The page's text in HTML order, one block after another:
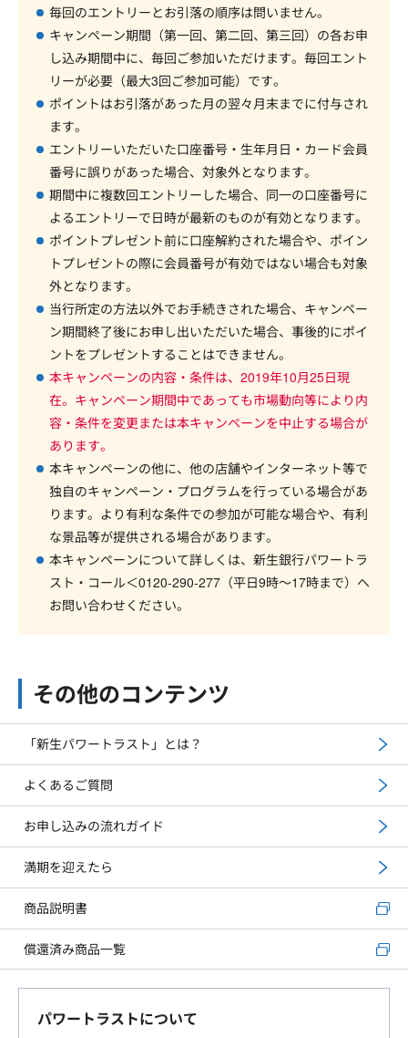
毎回のエントリーとお引落の順序は問いません。
キャンペーン期間（第一回、第二回、第三回）の各お申
し込み期間中に、毎回ご参加いただけます。毎回エント
リーが必要（最大3回ご参加可能）です。
ポイントはお引落があった月の翌々月末までに付与され
ます。
エントリーいただいた口座番号・生年月日・カード会員
番号に誤りがあった場合、対象外となります。
期間中に複数回エントリーした場合、同一の口座番号に
よるエントリーで日時が最新のものが有効となります。
ポイントプレゼント前に口座解約された場合や、ポイン
トプレゼントの際に会員番号が有効ではない場合も対象
外となります。
当行所定の方法以外でお手続きされた場合、キャンペー
ン期間終了後にお申し出いただいた場合、事後的にポイ
ントをプレゼントすることはできません。
本キャンペーンの内容・条件は、2019年10月25日現
在。キャンペーン期間中であっても市場動向等により内
容・条件を変更または本キャンペーンを中止する場合が
あります。
本キャンペーンの他に、他の店舗やインターネット等で
独自のキャンペーン・プログラムを行っている場合があ
ります。より有利な条件での参加が可能な場合や、有利
な景品等が提供される場合があります。
本キャンペーンについて詳しくは、新生銀行パワートラ
スト・コール＜0120-290-277（平日9時～17時まで）へ
お問い合わせください。
その他のコンテンツ
「新生パワートラスト」とは？
よくあるご質問
お申し込みの流れガイド
満期を迎えたら
商品説明書
償還済み商品一覧
パワートラストについて